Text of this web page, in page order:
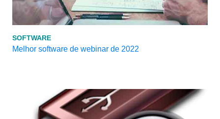
SOFTWARE
Melhor software de webinar de 2022